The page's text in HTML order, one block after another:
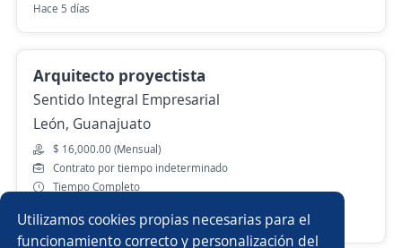
Utilizamos cookies propias necesarias para el
funcionamiento correcto y personalización del
Hace 5 días
Arquitecto proyectista
Sentido Integral Empresarial
León, Guanajuato
$ 16,000.00 (Mensual)
Contrato por tiempo indeterminado
Tiempo Completo
Más de 30 días